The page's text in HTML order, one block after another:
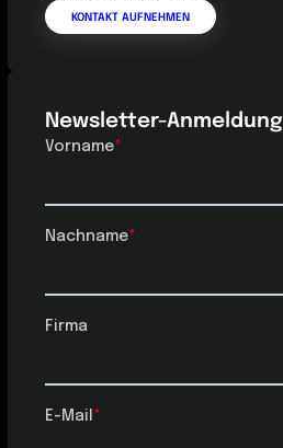
KONTAKT AUFNEHMEN
Newsletter-Anmeldung